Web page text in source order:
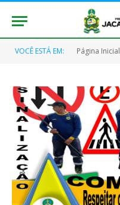
VOCÊ ESTÁ EM: Página Inicial